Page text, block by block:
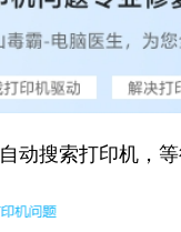
动搜索打印机，